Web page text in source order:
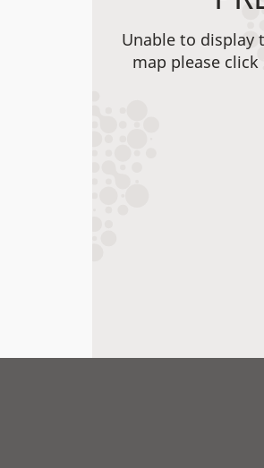
Unable to display
map please click